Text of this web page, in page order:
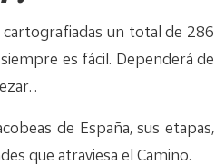
cartografiadas un total de 286
es fácil. Dependerá de
de España, sus etapas,
que atraviesa el Camino.